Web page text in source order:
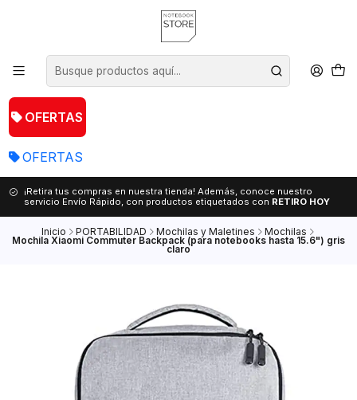
OFERTAS
OFERTAS
¡Retira tus compras en nuestra tienda! Además, conoce nuestro
servicio Envío Rápido, con productos etiquetados con RETIRO HOY
Inicio PORTABILIDAD Mochilas y Maletines Mochilas
Mochila Xiaomi Commuter Backpack (para notebooks hasta 15.6") gris
claro